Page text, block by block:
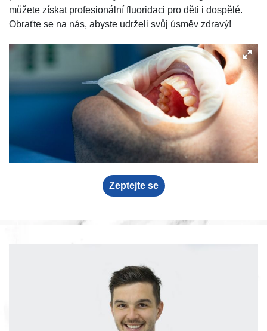
můžete získat profesionální fluoridaci pro děti i dospělé.
Obraťte se na nás, abyste udrželi svůj úsměv zdravý!
Zeptejte se